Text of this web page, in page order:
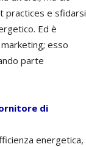
practices e sfidarsi
Ed è
esso
parte
di
energetica,